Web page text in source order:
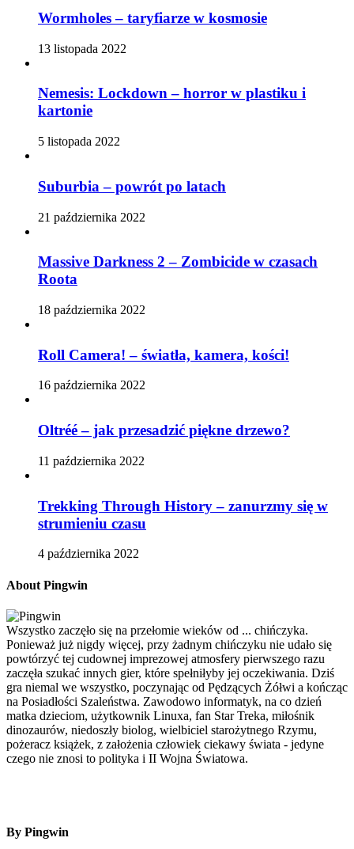
Wormholes – taryfiarze w kosmosie
13 listopada 2022
Nemesis: Lockdown – horror w plastiku i
kartonie
5 listopada 2022
Suburbia – powrót po latach
21 października 2022
Massive Darkness 2 – Zombicide w czasach
Roota
18 października 2022
Roll Camera! – światła, kamera, kości!
16 października 2022
Oltréé – jak przesadzić piękne drzewo?
11 października 2022
Trekking Through History – zanurzmy się w
strumieniu czasu
4 października 2022
About Pingwin
Wszystko zaczęło się na przełomie wieków od ... chińczyka.
Ponieważ już nigdy więcej, przy żadnym chińczyku nie udało się
powtórzyć tej cudownej imprezowej atmosfery pierwszego razu
zaczęła szukać innych gier, które spełniłyby jej oczekiwania. Dziś
gra niemal we wszystko, poczynając od Pędzących Żółwi a kończąc
na Posiadłości Szaleństwa. Zawodowo informatyk, na co dzień
matka dzieciom, użytkownik Linuxa, fan Star Treka, miłośnik
dinozaurów, niedoszły biolog, wielbiciel starożytnego Rzymu,
pożeracz książek, z założenia człowiek ciekawy świata - jedyne
czego nie znosi to polityka i II Wojna Światowa.
By Pingwin